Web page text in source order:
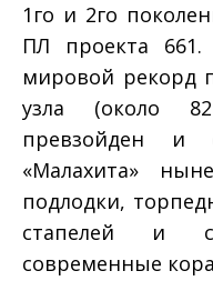
1­го и 2­го
ПЛ проекта 661.
мировой рекорд
узла (около
превзойден и
«Малахита»
подлодки,
стапелей и
современные